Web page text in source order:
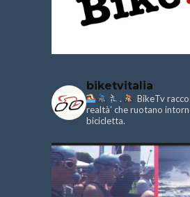
biketvitalia
.
BikeTv
realtà’ che ruotano
bicicletta.